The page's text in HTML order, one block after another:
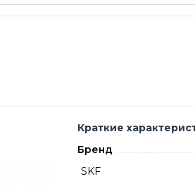
Краткие
Бренд
SKF